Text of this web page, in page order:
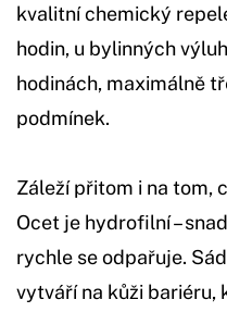
kvalitní chemický
hodin, u bylinných
hodinách, maximálně
podmínek.
Záleží přitom i na tom,
Ocet je hydrofilní –
rychle se odpařuje.
vytváří na kůži